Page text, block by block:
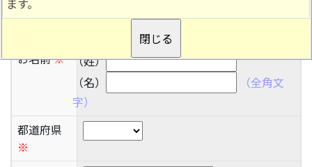
ます。
お名前※ （姓）
（名）
（全角文
字）
都道府県
※